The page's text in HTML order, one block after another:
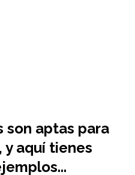
son aptas para
y aquí tienes